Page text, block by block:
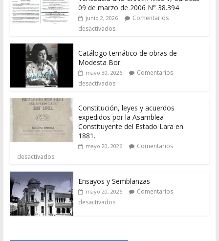
09 de marzo de 2006 N° 38.394
junio 2, 2026
Comentarios
desactivados
Catálogo temático de obras de
Modesta Bor
mayo 30, 2026
Comentarios
desactivados
Constitución, leyes y acuerdos
expedidos por la Asamblea
Constituyente del Estado Lara en
1881.
mayo 20, 2026
Comentarios
desactivados
Ensayos y Semblanzas
mayo 20, 2026
Comentarios
desactivados